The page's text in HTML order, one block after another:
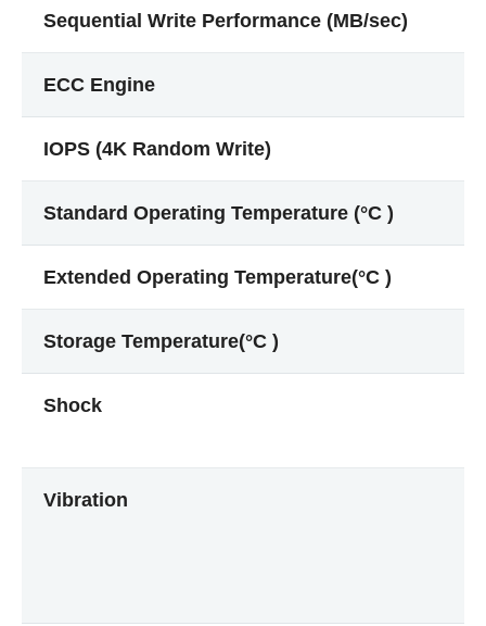
Sequential Write Performance (MB/sec)
ECC Engine
IOPS (4K Random Write)
Standard Operating Temperature (°C )
Extended Operating Temperature(°C )
Storage Temperature(°C )
Shock
Vibration